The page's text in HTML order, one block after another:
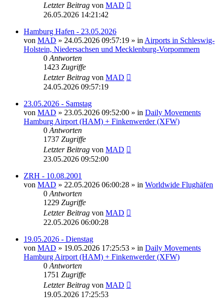
Letzter Beitrag von MAD
26.05.2026 14:21:42
Hamburg Hafen - 23.05.2026
von MAD » 24.05.2026 09:57:19 » in Airports in Schleswig-
Holstein, Niedersachsen und Mecklenburg-Vorpommern
0 Antworten
1423 Zugriffe
Letzter Beitrag von MAD
24.05.2026 09:57:19
23.05.2026 - Samstag
von MAD » 23.05.2026 09:52:00 » in Daily Movements
Hamburg Airport (HAM) + Finkenwerder (XFW)
0 Antworten
1737 Zugriffe
Letzter Beitrag von MAD
23.05.2026 09:52:00
ZRH - 10.08.2001
von MAD » 22.05.2026 06:00:28 » in Worldwide Flughäfen
0 Antworten
1229 Zugriffe
Letzter Beitrag von MAD
22.05.2026 06:00:28
19.05.2026 - Dienstag
von MAD » 19.05.2026 17:25:53 » in Daily Movements
Hamburg Airport (HAM) + Finkenwerder (XFW)
0 Antworten
1751 Zugriffe
Letzter Beitrag von MAD
19.05.2026 17:25:53